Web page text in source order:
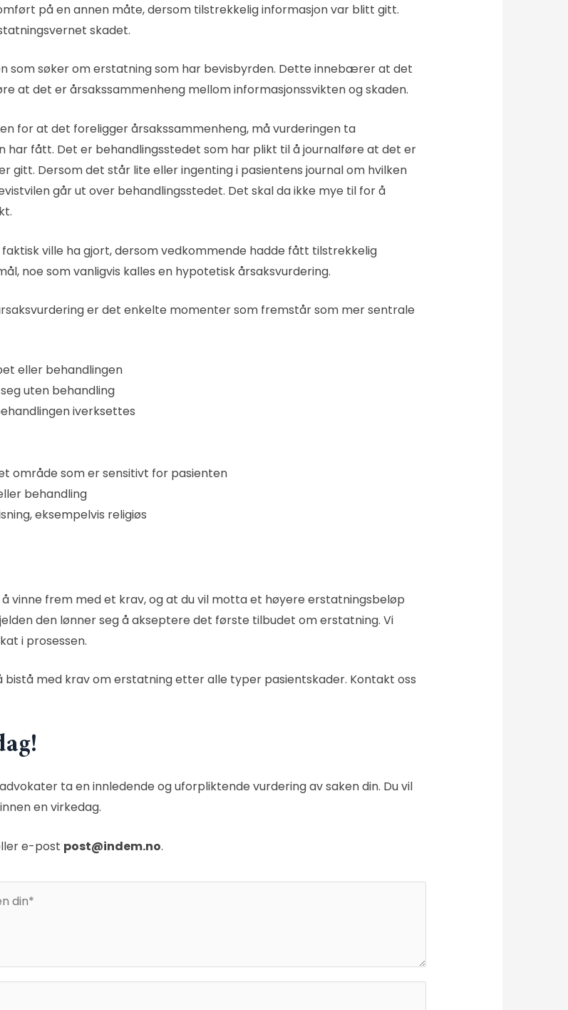
på en annen måte, dersom tilstrekkelig informasjon var blitt gitt.
skadet.
som søker om erstatning som har bevisbyrden. Dette innebærer at det
at det er årsakssammenheng mellom informasjonssvikten og skaden.
for at det foreligger årsakssammenheng, må vurderingen ta
har fått. Det er behandlingsstedet som har plikt til å journalføre at det er
gitt. Dersom det står lite eller ingenting i pasientens journal om hvilken
går ut over behandlingsstedet. Det skal da ikke mye til for å
ville ha gjort, dersom vedkommende hadde fått tilstrekkelig
noe som vanligvis kalles en hypotetisk årsaksvurdering.
er det enkelte momenter som fremstår som mer sentrale
eller behandlingen
uten behandling
iverksettes
område som er sensitivt for pasienten
behandling
eksempelvis religiøs
vinne frem med et krav, og at du vil motta et høyere erstatningsbeløp
den lønner seg å akseptere det første tilbudet om erstatning. Vi
i prosessen.
med krav om erstatning etter alle typer pasientskader. Kontakt oss
ta en innledende og uforpliktende vurdering av saken din. Du vil
en virkedag.
e-post post@indem.no.